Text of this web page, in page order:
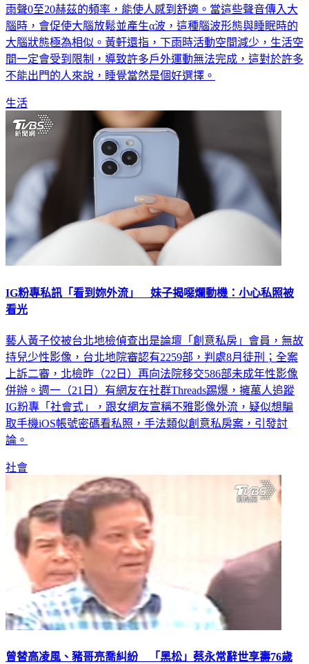
雨聲0至20赫茲的頻率，能使人感到舒適。當這些聲音傳入大
腦時，會促使大腦放鬆並產生α波，這種腦波形態與睡眠時的
大腦狀態極為相似。黃軒還指，下雨時活動空間減少，生活空
間一定會受到限制，導致許多戶外運動無法完成，這對於許多
不能出門的人來說，睡覺當然是個好選擇。
生活
IG粉專私訊「看到妳外流」 妹子揭噁爛動機：小心私照被
看光
藝人黃子佼被台北地檢偵查出是論壇「創意私房」會員，無故
持兒少性影像，台北地院審認有2259部，判處8月徒刑；全案
上訴二審，北檢昨（22日）再向法院移交586部未成年性影像
併辦。週一（21日）有網友在社群Threads踢爆，擁萬人追蹤
IG粉專「社會式」，跟女網友宣稱不雅影像外流，疑似想騙
取手機iOS帳號密碼看私照，手法類似創意私房案，引發討
論。
社會
曾替高凌風、豬哥亮喬糾紛 「黑松」蔡永常辭世享壽76歲